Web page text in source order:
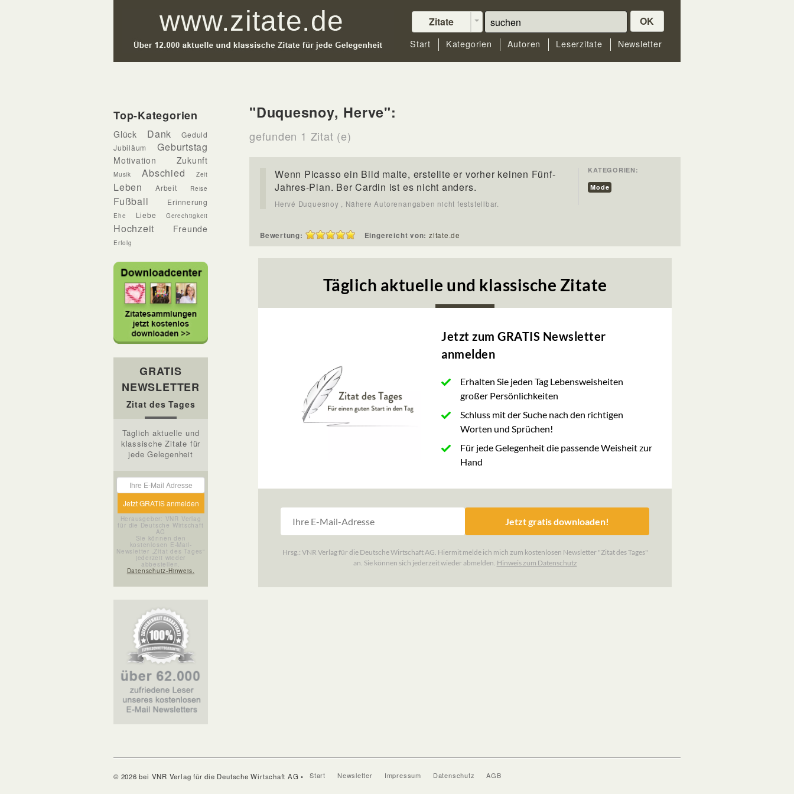
Zitate OK
Start Kategorien Autoren Leserzitate Newsletter
Top-Kategorien
Glück Dank
Geduld
Jubiläum
Geburtstag
Motivation Zukunft
Musik Abschied Zeit
Leben Arbeit Reise
Fußball Erinnerung
Ehe Liebe Gerechtigkeit
Hochzeit Freunde
Erfolg
GRATIS
NEWSLETTER
Zitat des Tages
Täglich aktuelle und
klassische Zitate für
jede Gelegenheit
Herausgeber: VNR Verlag
für die Deutsche Wirtschaft
AG
Sie können den
kostenlosen E-Mail-
Newsletter „Zitat des Tages“
jederzeit wieder
abbestellen.
Datenschutz-Hinweis.
"Duquesnoy, Herve":
gefunden 1 Zitat (e)
Wenn Picasso ein Bild malte, erstellte er vorher keinen Fünf-
Jahres-Plan. Ber Cardin ist es nicht anders.
Hervé Duquesnoy , Nähere Autorenangaben nicht feststellbar.
KATEGORIEN:
Mode
Bewertung: Eingereicht von: zitate.de
© 2026 bei VNR Verlag für die Deutsche Wirtschaft AG • Start Newsletter Impressum Datenschutz AGB